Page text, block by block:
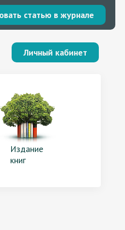
статью в журнале
Личный кабинет
Издание
книг